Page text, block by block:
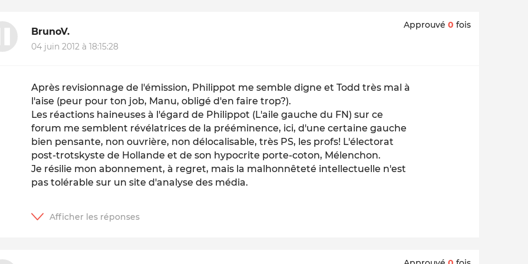
BrunoV.
04 juin 2012 à 18:15:28
Approuvé 0 fois
Après revisionnage de l'émission, Philippot me semble digne et Todd très mal à
l'aise (peur pour ton job, Manu, obligé d'en faire trop?).
Les réactions haineuses à l'égard de Philippot (L'aile gauche du FN) sur ce
forum me semblent révélatrices de la prééminence, ici, d'une certaine gauche
bien pensante, non ouvrière, non délocalisable, très PS, les profs! L'électorat
post-trotskyste de Hollande et de son hypocrite porte-coton, Mélenchon.
Je résilie mon abonnement, à regret, mais la malhonnêteté intellectuelle n'est
pas tolérable sur un site d'analyse des média.